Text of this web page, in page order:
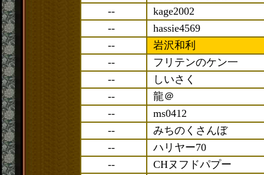
--
kage2002
--
hassie4569
--
岩沢和利
--
フリテンのケン一
--
しいさく
--
龍＠
--
ms0412
--
みちのくさんぼ
--
ハリヤー70
--
CHヌフドパプー